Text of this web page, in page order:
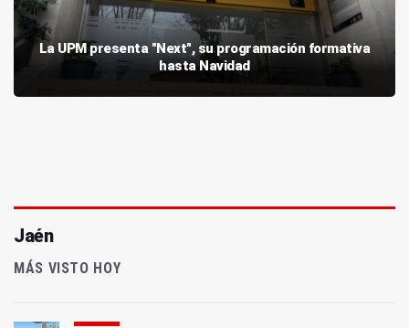
La UPM presenta "Next", su programación formativa
hasta Navidad
Jaén
MÁS VISTO HOY